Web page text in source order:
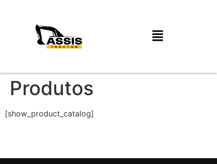
Produtos
[show_product_catalog]